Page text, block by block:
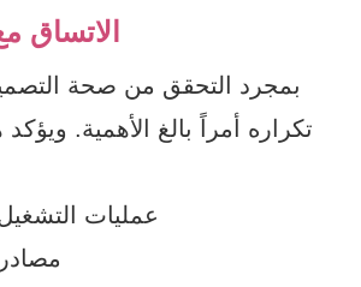
الاتساق
بمجرد التحقق من صحة
تكراره أمراً بالغ الأهمية.
عمليات